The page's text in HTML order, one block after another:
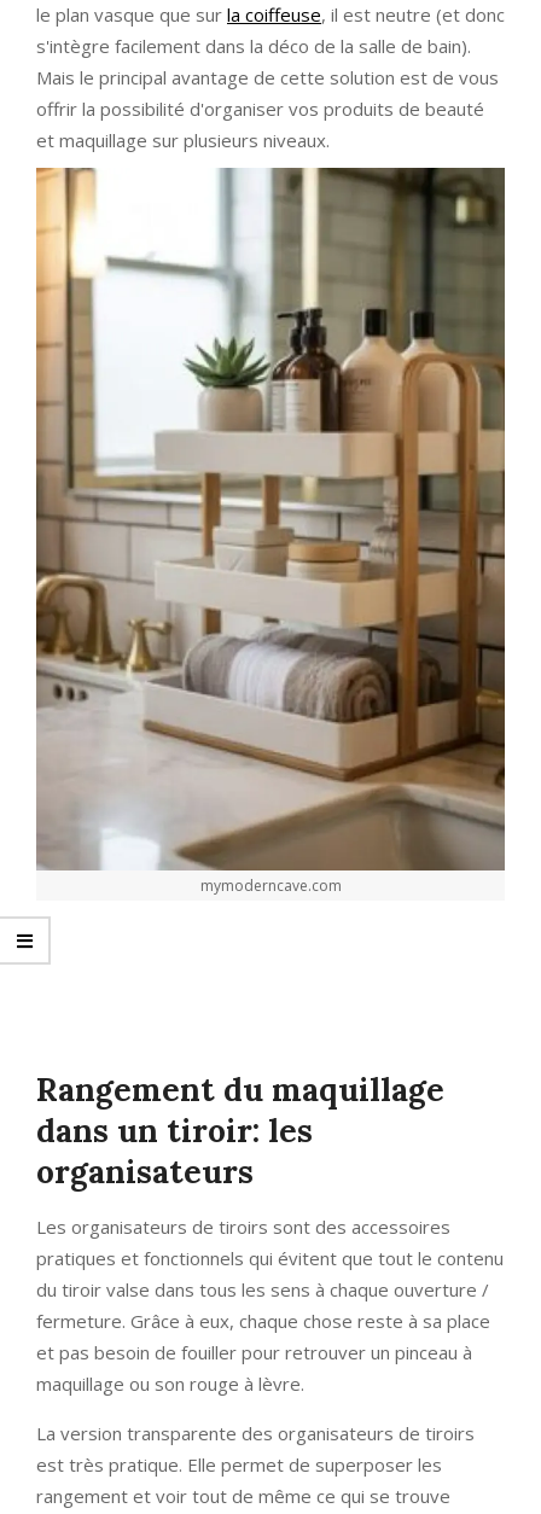
le plan vasque que sur la coiffeuse, il est neutre (et donc
s'intègre facilement dans la déco de la salle de bain).
Mais le principal avantage de cette solution est de vous
offrir la possibilité d'organiser vos produits de beauté
et maquillage sur plusieurs niveaux.
mymoderncave.com
Rangement du maquillage
dans un tiroir: les
organisateurs
Les organisateurs de tiroirs sont des accessoires
pratiques et fonctionnels qui évitent que tout le contenu
du tiroir valse dans tous les sens à chaque ouverture /
fermeture. Grâce à eux, chaque chose reste à sa place
et pas besoin de fouiller pour retrouver un pinceau à
maquillage ou son rouge à lèvre.
La version transparente des organisateurs de tiroirs
est très pratique. Elle permet de superposer les
rangement et voir tout de même ce qui se trouve